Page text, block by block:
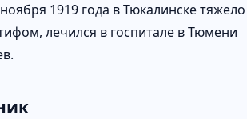
1919 года в Тюкалинске тяжело
лечился в госпитале в Тюмени